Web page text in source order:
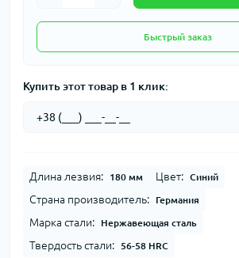
Быстрый заказ
Купить этот товар в 1 клик:
Длина лезвия: 180 мм Цвет: Синий
Страна производитель: Германия
Марка стали: Нержавеющая сталь
Твердость стали: 56-58 HRC